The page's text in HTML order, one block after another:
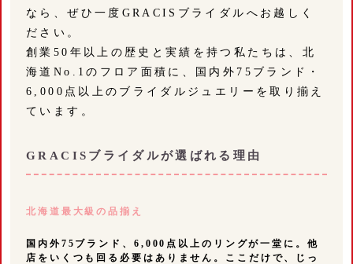
なら、ぜひ一度GRACISブライダルへお越しく
ださい。
創業50年以上の歴史と実績を持つ私たちは、北
海道No.1のフロア面積に、国内外75ブランド・
6,000点以上のブライダルジュエリーを取り揃え
ています。
GRACISブライダルが選ばれる理由
北海道最大級の品揃え
国内外75ブランド、6,000点以上のリングが一堂に。他
店をいくつも回る必要はありません。ここだけで、じっ